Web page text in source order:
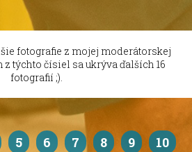
fotografie z mojej moderátorskej
týchto čísiel sa ukrýva ďalších 16
fotografií ;).
5 6 7 8 9
10